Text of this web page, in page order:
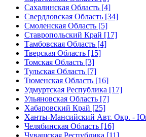
Сахалинская Область [4]
Свердловская Область [34]
Смоленская Область [5]
Ставропольский Край [17]
Тамбовская Область [4]
Тверская Область [15]
Томская Область [3]
Тульская Область [7]
Тюменская Область [16]
Удмуртская Республика [17]
Ульяновская Область [7]
Хабаровский Край [25]
Ханты-Мансийский Авт. Окр. -
Челябинская Область [16]
Чувашская Республика [11]